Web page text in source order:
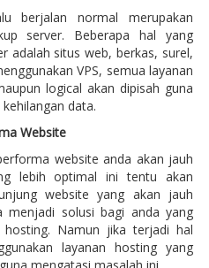
berjalan normal merupakan
server. Beberapa hal yang
adalah situs web, berkas, surel,
VPS, semua layanan
logical akan dipisah guna
data.
Website
website anda akan jauh
lebih optimal ini tentu akan
website yang akan jauh
solusi bagi anda yang
hosting. Namun jika terjadi hal
layanan hosting yang
mengatasi masalah ini.